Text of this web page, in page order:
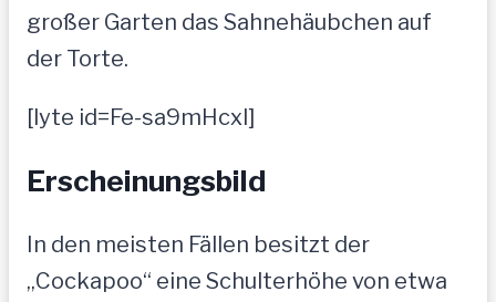
großer Garten das Sahnehäubchen auf
der Torte.
[lyte id=Fe-sa9mHcxI]
Erscheinungsbild
In den meisten Fällen besitzt der
„Cockapoo“ eine Schulterhöhe von etwa